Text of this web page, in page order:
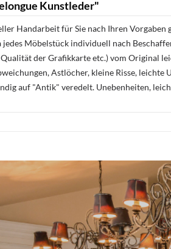
Kunstleder"
Handarbeit für Sie nach Ihren
jedes Möbelstück individuell nach
der Grafikkarte etc.) vom Original
Astlöcher, kleine Risse,
auf "Antik" veredelt. Unebenheiten,